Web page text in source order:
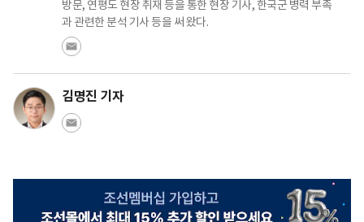
방문, 연평도 현장 취재 등을 통한 현장 기사, 한국군 병력 부족
과 관련한 분석 기사 등을 써 왔다.
김명진 기자